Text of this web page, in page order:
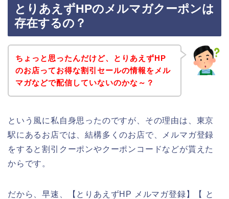
とりあえずHPのメルマガクーポンは
存在するの？
ちょっと思ったんだけど、とりあえずHP
のお店ってお得な割引セールの情報をメル
マガなどで配信していないのかな～？
という風に私自身思ったのですが、その理由は、東京
駅にあるお店では、結構多くのお店で、メルマガ登録
をすると割引クーポンやクーポンコードなどが貰えた
からです。
だから、早速、【とりあえずHP メルマガ登録】【 と